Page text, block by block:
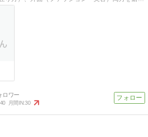
40 月間IN:30